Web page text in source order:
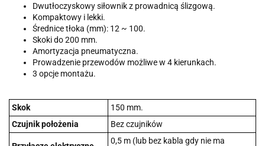
Dwutłoczyskowy siłownik z prowadnicą ślizgową.
Kompaktowy i lekki.
Średnice tłoka (mm): 12 ~ 100.
Skoki do 200 mm.
Amortyzacja pneumatyczna.
Prowadzenie przewodów możliwe w 4 kierunkach.
3 opcje montażu.
Skok
150 mm.
Czujnik położenia
Bez czujników
0,5 m (lub bez kabla gdy nie ma